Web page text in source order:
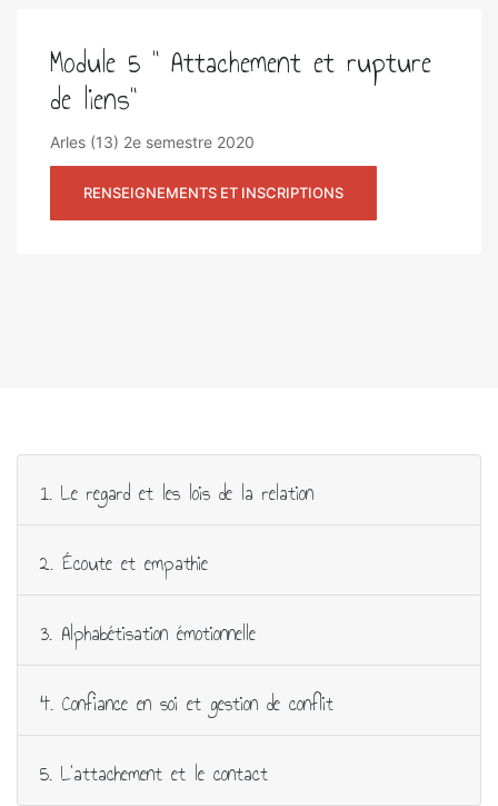
Module 5 " Attachement et rupture
de liens"
Arles (13) 2e semestre 2020
RENSEIGNEMENTS ET INSCRIPTIONS
1. Le regard et les lois de la relation
2. Écoute et empathie
3. Alphabétisation émotionnelle
4. Confiance en soi et gestion de conflit
5. L’attachement et le contact